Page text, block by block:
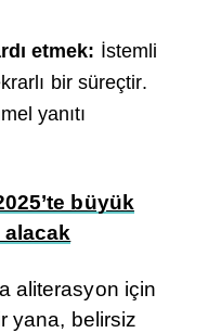
etmek: İstemli
bir süreçtir.
yanıtı
büyük
aliterasyon için
yana, belirsiz